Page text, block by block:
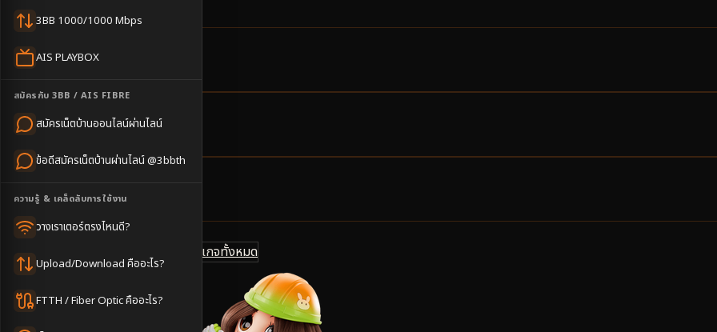
3BB 1000/1000 Mbps
AIS PLAYBOX
สมัครกับ 3BB / AIS FIBRE
สมัครเน็ตบ้านออนไลน์ผ่านไลน์
ข้อดีสมัครเน็ตบ้านผ่านไลน์ @3bbth
ความรู้ & เคล็ดลับการใช้งาน
วางเราเตอร์ตรงไหนดี?
Upload/Download คืออะไร?
FTTH / Fiber Optic คืออะไร?
5ตำบล
3-5วันทำการ
500บาท/เดือน
ดูแพ็กเกจทั้งหมด